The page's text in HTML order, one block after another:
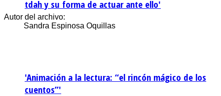
tdah y su forma de actuar ante ello'
Autor del archivo:
Sandra Espinosa Oquillas
'Animación a la lectura: “el rincón mágico de los
cuentos”'